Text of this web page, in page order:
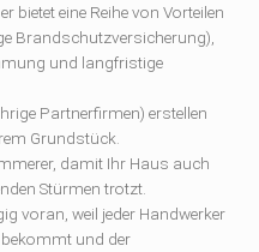
bietet eine Reihe von Vorteilen
Brandschutzversicherung),
und langfristige
Partnerfirmen) erstellen
Grundstück.
damit Ihr Haus auch
Stürmen trotzt.
voran, weil jeder Handwerker
und der